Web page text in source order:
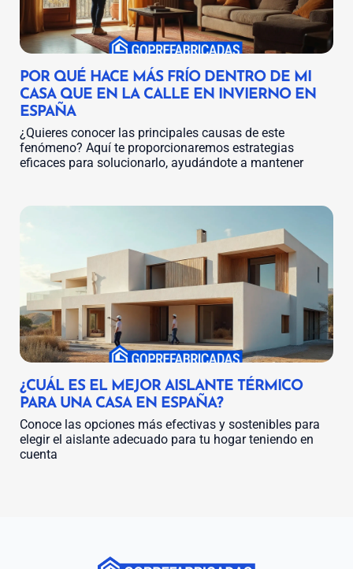
POR QUÉ HACE MÁS FRÍO DENTRO DE MI
CASA QUE EN LA CALLE EN INVIERNO EN
ESPAÑA
¿Quieres conocer las principales causas de este
fenómeno? Aquí te proporcionaremos estrategias
eficaces para solucionarlo, ayudándote a mantener
¿CUÁL ES EL MEJOR AISLANTE TÉRMICO
PARA UNA CASA EN ESPAÑA?
Conoce las opciones más efectivas y sostenibles para
elegir el aislante adecuado para tu hogar teniendo en
cuenta